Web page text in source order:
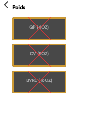
Poids
QP (4OZ)
CV (8OZ)
LIVRE (16OZ)